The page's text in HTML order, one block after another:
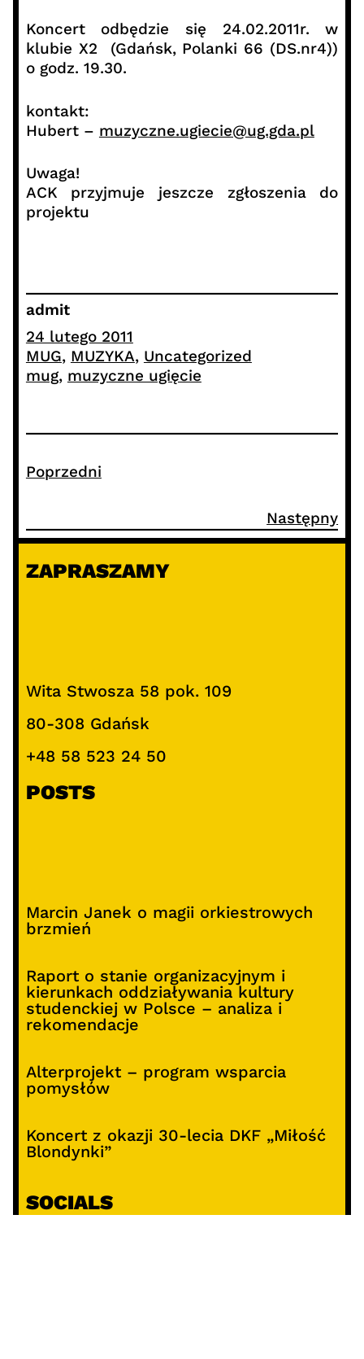
Koncert odbędzie się 24.02.2011r. w
klubie X2 (Gdańsk, Polanki 66 (DS.nr4))
o godz. 19.30.
kontakt:
Hubert – muzyczne.ugiecie@ug.gda.pl
Uwaga!
ACK przyjmuje jeszcze zgłoszenia do
projektu
admit
24 lutego 2011
MUG, MUZYKA, Uncategorized
mug, muzyczne ugięcie
Poprzedni
Następny
ZAPRASZAMY
Wita Stwosza 58 pok. 109
80-308 Gdańsk
+48 58 523 24 50
POSTS
Marcin Janek o magii orkiestrowych
brzmień
Raport o stanie organizacyjnym i
kierunkach oddziaływania kultury
studenckiej w Polsce – analiza i
rekomendacje
Alterprojekt – program wsparcia
pomysłów
Koncert z okazji 30-lecia DKF „Miłość
Blondynki”
SOCIALS